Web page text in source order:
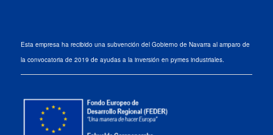
Esta empresa ha recibido una subvención del Gobierno de Navarra al amparo de
la convocatoria de 2019 de ayudas a la inversión en pymes industriales.